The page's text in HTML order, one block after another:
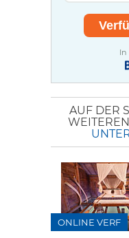
In
AUF DER
WEITEREN
ONLINE VERF